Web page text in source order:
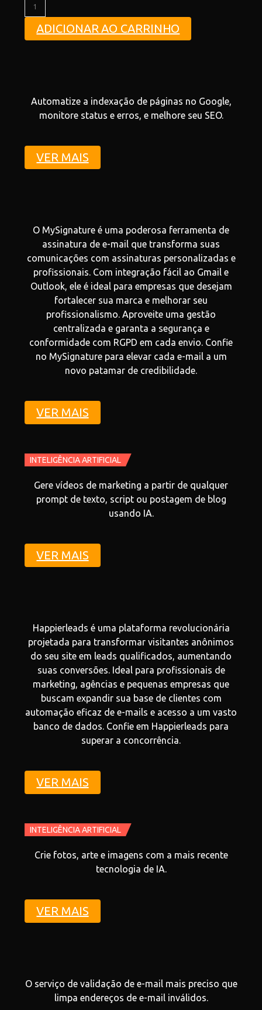
ADICIONAR AO CARRINHO
Automatize a indexação de páginas no Google,
monitore status e erros, e melhore seu SEO.
VER MAIS
O MySignature é uma poderosa ferramenta de
assinatura de e-mail que transforma suas
comunicações com assinaturas personalizadas e
profissionais. Com integração fácil ao Gmail e
Outlook, ele é ideal para empresas que desejam
fortalecer sua marca e melhorar seu
profissionalismo. Aproveite uma gestão
centralizada e garanta a segurança e
conformidade com RGPD em cada envio. Confie
no MySignature para elevar cada e-mail a um
novo patamar de credibilidade.
VER MAIS
INTELIGÊNCIA ARTIFICIAL
Gere vídeos de marketing a partir de qualquer
prompt de texto, script ou postagem de blog
usando IA.
VER MAIS
Happierleads é uma plataforma revolucionária
projetada para transformar visitantes anônimos
do seu site em leads qualificados, aumentando
suas conversões. Ideal para profissionais de
marketing, agências e pequenas empresas que
buscam expandir sua base de clientes com
automação eficaz de e-mails e acesso a um vasto
banco de dados. Confie em Happierleads para
superar a concorrência.
VER MAIS
INTELIGÊNCIA ARTIFICIAL
Crie fotos, arte e imagens com a mais recente
tecnologia de IA.
VER MAIS
O serviço de validação de e-mail mais preciso que
limpa endereços de e-mail inválidos.